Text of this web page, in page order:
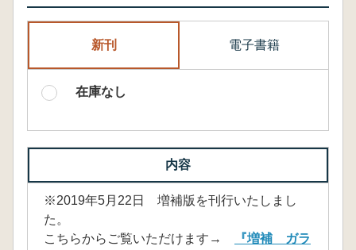
新刊 電子書籍
在庫なし
内容
※2019年5月22日 増補版を刊行いたしまし
た。
こちらからご覧いただけます→
『増補 ガラ